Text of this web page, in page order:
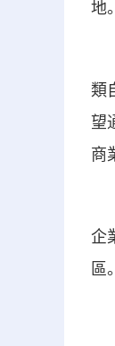
地
類
望
商
企
區